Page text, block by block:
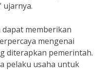
ujarnya.
dapat memberikan
mengenai
diterapkan pemerintah.
pelaku usaha untuk